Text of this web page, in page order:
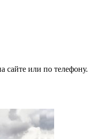
сайте или по телефону.